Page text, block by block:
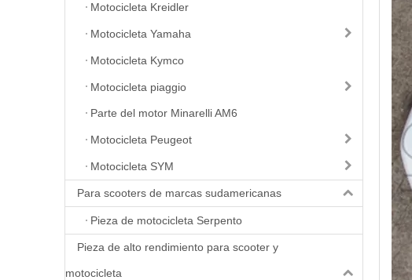
Motocicleta Kreidler
Motocicleta Yamaha
Motocicleta Kymco
Motocicleta piaggio
Parte del motor Minarelli AM6
Motocicleta Peugeot
Motocicleta SYM
Para scooters de marcas sudamericanas
Pieza de motocicleta Serpento
Pieza de alto rendimiento para scooter y
motocicleta